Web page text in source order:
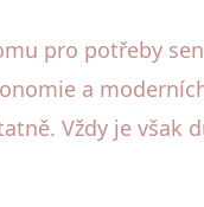
pro potřeby
a
Vždy je